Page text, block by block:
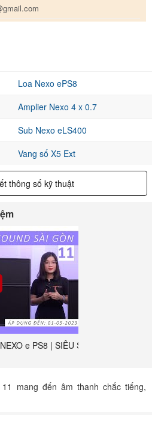
Loa Nexo ePS8
Amplier Nexo 4 x 0.7
Sub Nexo eLS400
Vang số X5 Ext
thông số kỹ thuật
e PS8 | SIÊU SALE Sinh Nhật
mang đến âm thanh chắc tiếng,